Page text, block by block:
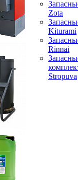
Zota
Kiturami
Rinnai
Stropuva